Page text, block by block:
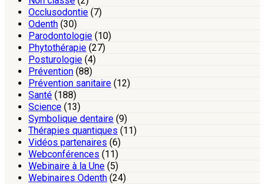
Occlusodontie (7)
Odenth (30)
Parodontologie (10)
Phytothérapie (27)
Posturologie (4)
Prévention (88)
Prévention sanitaire (12)
Santé (188)
Science (13)
Symbolique dentaire (9)
Thérapies quantiques (11)
Vidéos partenaires (6)
Webconférences (11)
Webinaire à la Une (5)
Webinaires Odenth (24)